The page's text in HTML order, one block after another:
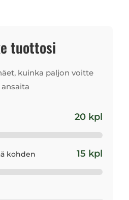
tuottosi
kuinka paljon voitte
ansaita
20 kpl
kohden 15 kpl